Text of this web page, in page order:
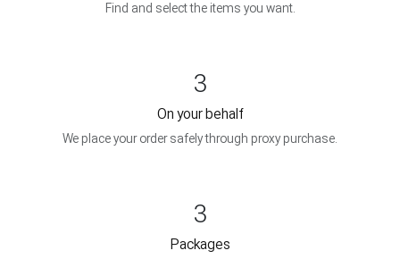
Find and select the items you want.
3
On your behalf
We place your order safely through proxy purchase.
3
Packages